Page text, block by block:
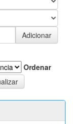
Ordenar